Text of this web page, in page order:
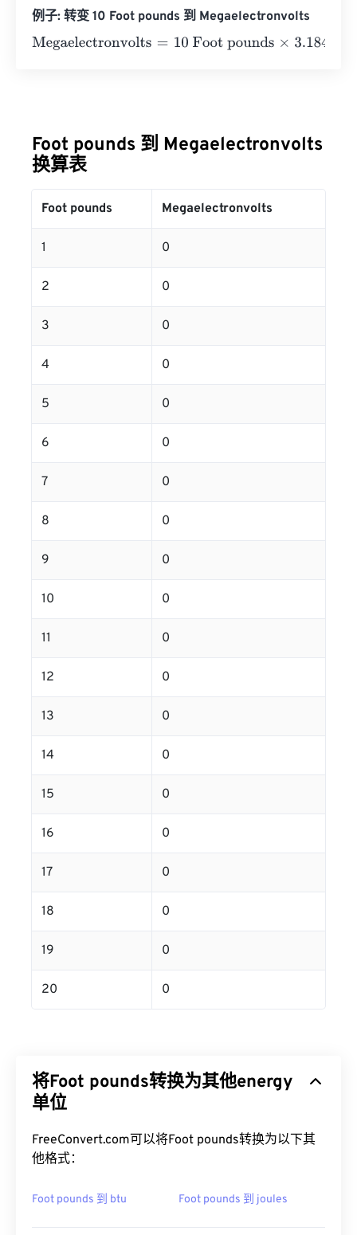
例子: 转变 10 Foot pounds 到 Megaelectronvolts
Megaelectronvolts=10 Foot pounds×
Foot pounds 到 Megaelectronvolts
换算表
Foot pounds Megaelectronvolts
1 0
2 0
3 0
4 0
5 0
6 0
7 0
8 0
9 0
10 0
11 0
12 0
13 0
14 0
15 0
16 0
17 0
18 0
19 0
20 0
将Foot pounds转换为其他energy
单位
FreeConvert.com可以将Foot pounds转换为以下其
他格式：
Foot pounds 到 btu Foot pounds 到 joules